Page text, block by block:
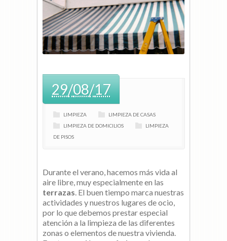
29/08/17
LIMPIEZA
LIMPIEZA DE CASAS
LIMPIEZA DE DOMICILIOS
LIMPIEZA
DE PISOS
Durante el verano, hacemos más vida al
aire libre, muy especialmente en las
terrazas. El buen tiempo marca nuestras
actividades y nuestros lugares de ocio,
por lo que debemos prestar especial
atención a la limpieza de las diferentes
zonas o elementos de nuestra vivienda.